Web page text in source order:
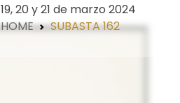
19, 20 y 21 de marzo 2024
HOME
SUBASTA 162